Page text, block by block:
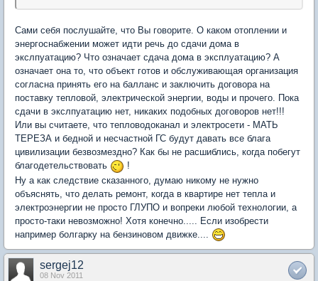
Сами себя послушайте, что Вы говорите. О каком отоплении и
энергоснабжении может идти речь до сдачи дома в
экслпуатацию? Что означает сдача дома в эксплуатацию? А
означает она то, что объект готов и обслуживающая организация
согласна принять его на балланс и заключить договора на
поставку тепловой, электрической энергии, воды и прочего. Пока
сдачи в экслпуатацию нет, никаких подобных договоров нет!!!
Или вы считаете, что тепловодоканал и электросети - МАТЬ
ТЕРЕЗА и бедной и несчастной ГС будут давать все блага
цивилизации безвозмездно? Как бы не расшиблись, когда побегут
благодетельствовать
!
Ну а как следствие сказанного, думаю никому не нужно
объяснять, что делать ремонт, когда в квартире нет тепла и
электроэнергии не просто ГЛУПО и вопреки любой технологии, а
просто-таки невозможно! Хотя конечно..... Если изобрести
например болгарку на бензиновом движке....
sergej12
08 Nov 2011